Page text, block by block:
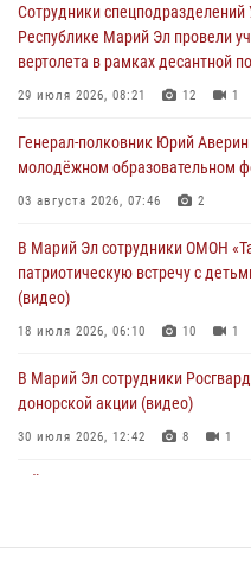
Центральная войсковая
образования 2 августа
02 августа 2026, 11:44
мировой войне 1914-1918 годов
01 августа 2026, 11:42
Российской Федерации
01 августа 2026, 06:40
Сотрудники
Республике Марий Эл провели
вертолета в рамках десантной
29 июля 2026, 08:21 12 1
Генерал-полковник Юрий
молодёжном образовательном
03 августа 2026, 07:46 2
В Марий Эл сотрудники ОМОН
патриотическую встречу с
(видео)
18 июля 2026, 06:10 10 1
В Марий Эл сотрудники
донорской акции (видео)
30 июля 2026, 12:42 8 1